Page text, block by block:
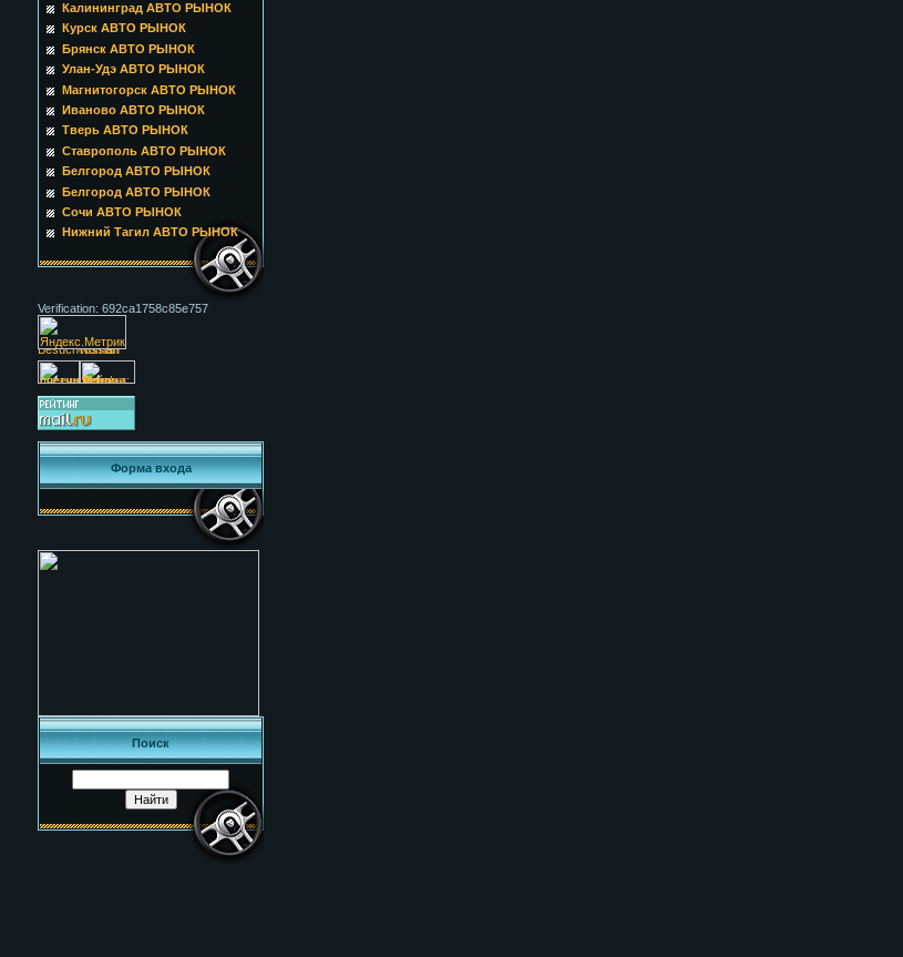
Калининград АВТО РЫНОК
Курск АВТО РЫНОК
Брянск АВТО РЫНОК
Улан-Удэ АВТО РЫНОК
Магнитогорск АВТО РЫНОК
Иваново АВТО РЫНОК
Тверь АВТО РЫНОК
Ставрополь АВТО РЫНОК
Белгород АВТО РЫНОК
Белгород АВТО РЫНОК
Сочи АВТО РЫНОК
Нижний Тагил АВТО РЫНОК
Verification: 692ca1758c85e757
Форма входа
Поиск